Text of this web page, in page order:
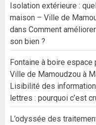
Isolation extérieure :
maison – Ville de
dans Comment
son bien ?
Fontaine à boire
Ville de Mamoudzou à
Lisibilité des
lettres : pourquoi c’est
L’odyssée des